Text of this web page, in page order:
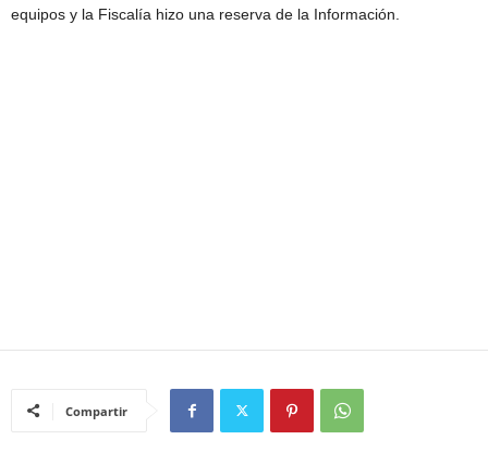
equipos y la Fiscalía hizo una reserva de la Información.
Compartir